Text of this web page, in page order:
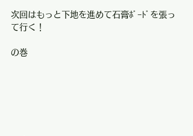
次回はもっと下地を進めて石膏ﾎﾞｰﾄﾞを張っ
て行く！
の巻